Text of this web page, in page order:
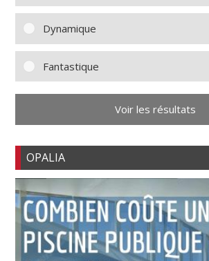
Dynamique
Fantastique
Voir les résultats
OPALIA